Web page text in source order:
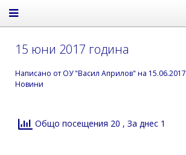
15 юни 2017 година
Написано от ОУ "Васил Априлов" на 15.06.2017
Новини
Общо посещения 20 , За днес 1